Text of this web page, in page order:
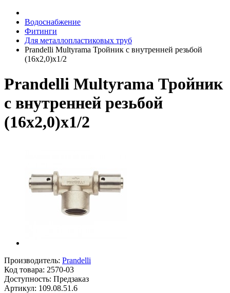
Водоснабжение
Фитинги
Для металлопластиковых труб
Prandelli Multyrama Тройник с внутренней резьбой
(16х2,0)х1/2
Prandelli Multyrama Тройник
с внутренней резьбой
(16х2,0)х1/2
Производитель: Prandelli
Код товара: 2570-03
Доступность: Предзаказ
Артикул: 109.08.51.6